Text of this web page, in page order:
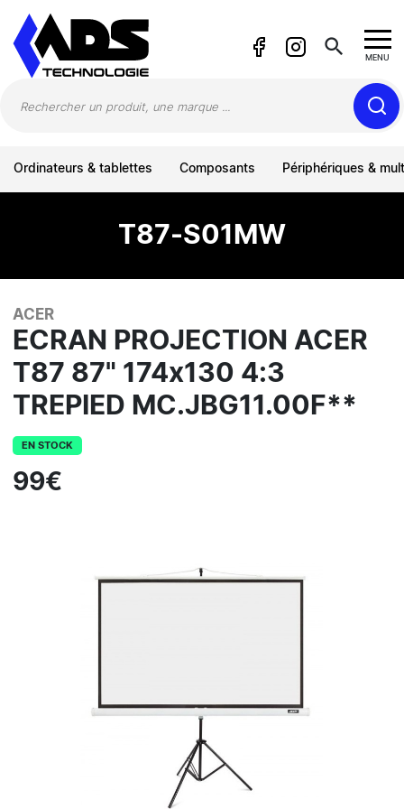
search MENU
Ordinateurs & tablettes Composants Périphériques &
T87-S01MW
ACER
ECRAN PROJECTION ACER
T87 87" 174x130 4:3
TREPIED MC.JBG11.00F**
EN STOCK
99€